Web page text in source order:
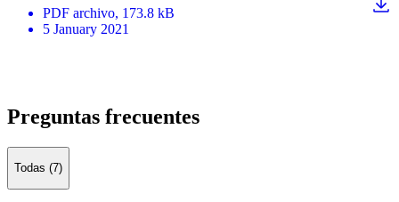
PDF archivo, 173.8 kB
5 January 2021
Preguntas frecuentes
Todas (7)